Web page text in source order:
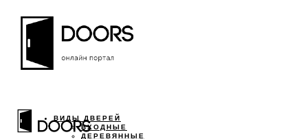
ВИДЫ ДВЕРЕЙ
ВХОДНЫЕ
ДЕРЕВЯННЫЕ